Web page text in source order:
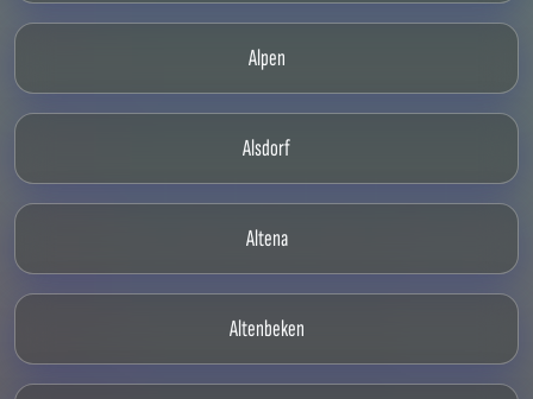
Alpen
Alsdorf
Altena
Altenbeken